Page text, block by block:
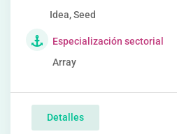
Idea, Seed
Especialización sectorial
Array
Detalles